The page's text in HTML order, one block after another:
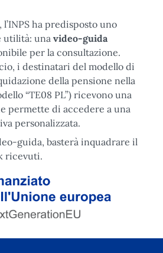
ha predisposto uno
utilità: una video-guida
per la consultazione.
i destinatari del modello di
della pensione nella
“TE08 PL”) ricevono una
permette di accedere a una
personalizzata.
guida, basterà inquadrare il
ricevuti.
tramite Next Generation EU